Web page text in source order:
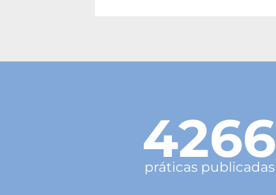
4266
práticas publicadas